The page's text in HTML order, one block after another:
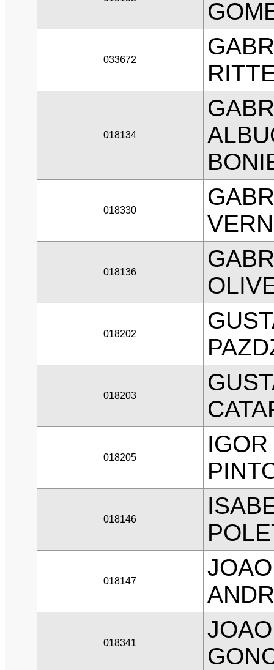
033672
018134
018330
018136
018202
018203
018205
018146
018147
018341